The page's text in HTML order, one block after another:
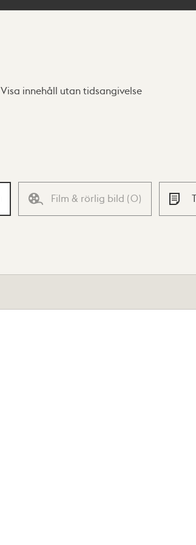
Visa innehåll utan tidsangivelse
Film & rörlig bild (0)